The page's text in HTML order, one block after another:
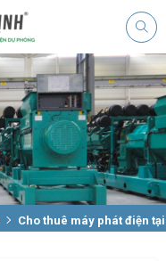
Cho thuê máy phát điện